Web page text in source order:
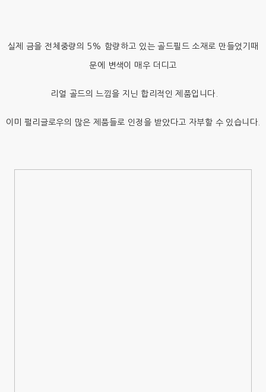
실제 금을 전체중량의 5% 함량하고 있는 골드필드 소재로 만들었기때
문에 변색이 매우 더디고
리얼 골드의 느낌을 지닌 합리적인 제품입니다.
이미 펄리글로우의 많은 제품들로 인정을 받았다고 자부할 수 있습니다.